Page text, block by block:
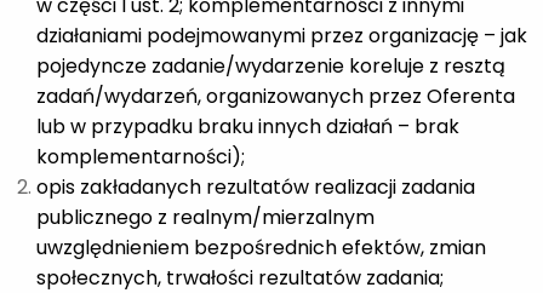
działaniami podejmowanymi przez organizację – jak
pojedyncze zadanie/wydarzenie koreluje z resztą
zadań/wydarzeń, organizowanych przez Oferenta
lub w przypadku braku innych działań – brak
komplementarności);
opis zakładanych rezultatów realizacji zadania
publicznego z realnym/mierzalnym
uwzględnieniem bezpośrednich efektów, zmian
społecznych, trwałości rezultatów zadania;